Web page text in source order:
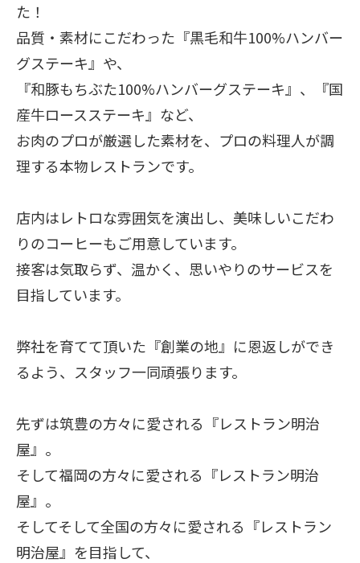
た！
品質・素材にこだわった『黒毛和牛100%ハンバー
グステーキ』や、
『和豚もちぶた100%ハンバーグステーキ』、『国
産牛ロースステーキ』など、
お肉のプロが厳選した素材を、プロの料理人が調
理する本物レストランです。
店内はレトロな雰囲気を演出し、美味しいこだわ
りのコーヒーもご用意しています。
接客は気取らず、温かく、思いやりのサービスを
目指しています。
弊社を育てて頂いた『創業の地』に恩返しができ
るよう、スタッフ一同頑張ります。
先ずは筑豊の方々に愛される『レストラン明治
屋』。
そして福岡の方々に愛される『レストラン明治
屋』。
そしてそして全国の方々に愛される『レストラン
明治屋』を目指して、